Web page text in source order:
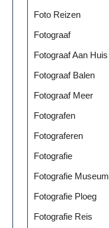
Foto Reizen
Fotograaf
Fotograaf Aan Huis
Fotograaf Balen
Fotograaf Meer
Fotografen
Fotograferen
Fotografie
Fotografie Museum
Fotografie Ploeg
Fotografie Reis